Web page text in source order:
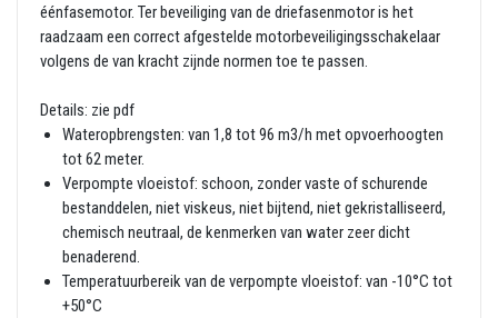
éénfasemotor. Ter beveiliging van de driefasenmotor is het
raadzaam een correct afgestelde motorbeveiligingsschakelaar
volgens de van kracht zijnde normen toe te passen.
Details: zie pdf
Wateropbrengsten: van 1,8 tot 96 m3/h met opvoerhoogten
tot 62 meter.
Verpompte vloeistof: schoon, zonder vaste of schurende
bestanddelen, niet viskeus, niet bijtend, niet gekristalliseerd,
chemisch neutraal, de kenmerken van water zeer dicht
benaderend.
Temperatuurbereik van de verpompte vloeistof: van -10°C tot
+50°C